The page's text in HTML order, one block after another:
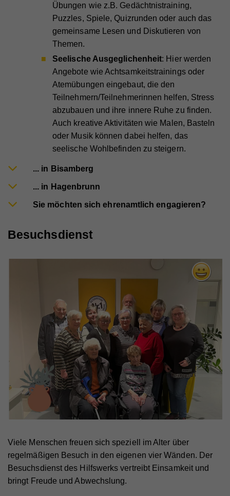
Übungen wie z.B. Gedächtnistraining,
Puzzles, Spiele, Quizrunden oder auch das
gemeinsame Lesen und Diskutieren von
Themen.
Seelische Ausgeglichenheit: Hier werden
Angebote wie Achtsamkeitstrainings oder
Atemübungen eingebaut, die den
Teilnehmern/Teilnehmerinnen helfen, Stress
abzubauen und ihre innere Ruhe zu finden.
Auch kreative Aktivitäten wie Malen, Basteln
oder Musik können dabei helfen, das
seelische Wohlbefinden zu steigern.
... in Bisamberg
... in Hagenbrunn
Sie möchten sich ehrenamtlich engagieren?
Besuchsdienst
Viele Menschen freuen sich speziell im Alter über
regelmäßigen Besuch in den eigenen vier Wänden. Der
Besuchsdienst des Hilfswerks vertreibt Einsamkeit und
bringt Freude und Abwechslung.